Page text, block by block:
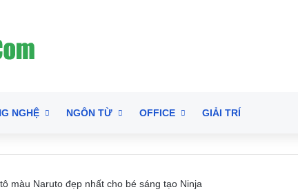
NGHỆ NGÔN TỪ OFFICE GIẢI TRÍ
màu Naruto đẹp nhất cho bé sáng tạo Ninja